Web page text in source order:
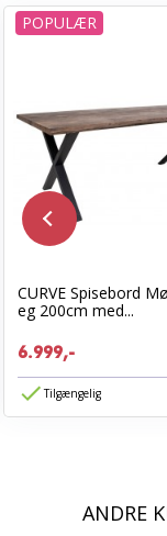
POPULÆR
CURVE Spisebord
eg 200cm med...
6.999,-
Tilgængelig
ANDRE